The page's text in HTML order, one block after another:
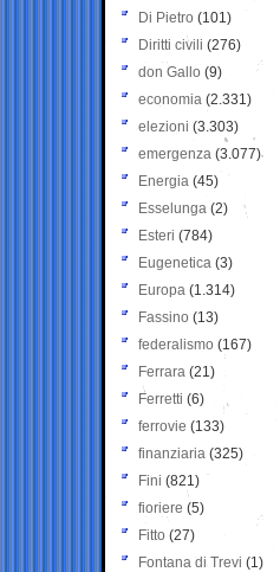
Di Pietro (101)
Diritti civili (276)
don Gallo (9)
economia (2.331)
elezioni (3.303)
emergenza (3.077)
Energia (45)
Esselunga (2)
Esteri (784)
Eugenetica (3)
Europa (1.314)
Fassino (13)
federalismo (167)
Ferrara (21)
Ferretti (6)
ferrovie (133)
finanziaria (325)
Fini (821)
fioriere (5)
Fitto (27)
Fontana di Trevi (1)